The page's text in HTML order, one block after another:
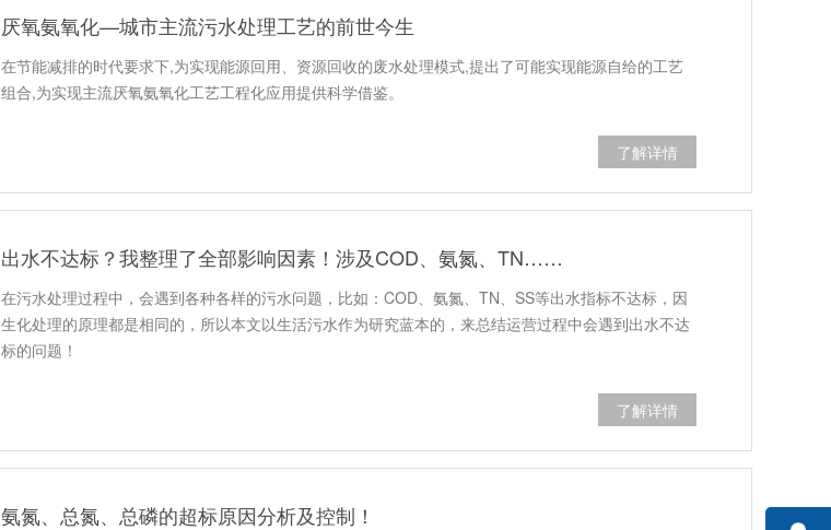
厌氧氨氧化—城市主流污水处理工艺的前世今生
在节能减排的时代要求下,为实现能源回用、资源回收的废水处理模式,提出了可能实现能源自给的工艺
组合,为实现主流厌氧氨氧化工艺工程化应用提供科学借鉴。
了解详情
出水不达标？我整理了全部影响因素！涉及COD、氨氮、TN……
在污水处理过程中，会遇到各种各样的污水问题，比如：COD、氨氮、TN、SS等出水指标不达标，因
生化处理的原理都是相同的，所以本文以生活污水作为研究蓝本的，来总结运营过程中会遇到出水不达
标的问题！
了解详情
氨氮、总氮、总磷的超标原因分析及控制！